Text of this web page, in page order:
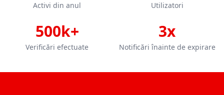
Activi din anul Utilizatori
500k+
Verificări efectuate
3x
Notificări înainte de expirare